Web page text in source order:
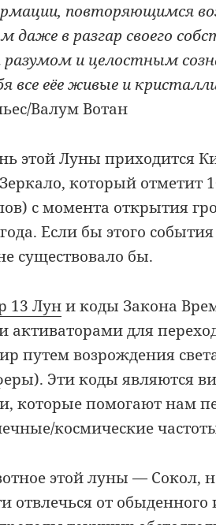
повторяющимся
даже в разгар своего
и целостным
все еёе живые и
Валум Вотан
этой Луны приходится
который отметит
с момента открытия
Если бы этого
существовало бы.
13 Луни коды Закона
активаторами для
путем возрождения
Эти коды являются
которые помогают нам
космические
этой луны —
отвлечься от